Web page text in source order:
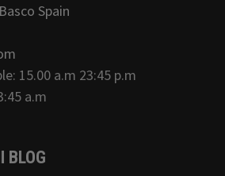
Spain
15.00 a.m 23:45 p.m
a.m
BLOG